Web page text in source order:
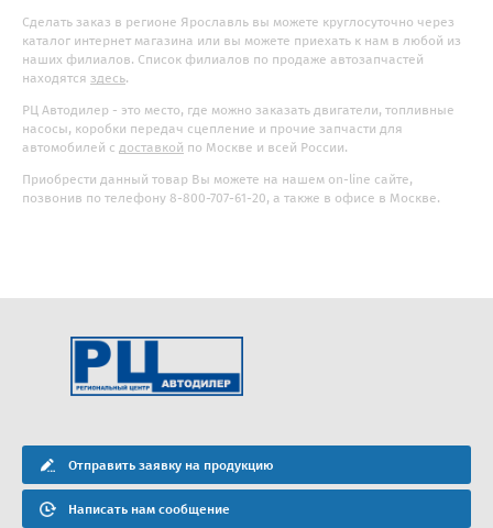
Сделать заказ в регионе Ярославль вы можете круглосуточно через
каталог интернет магазина или вы можете приехать к нам в любой из
наших филиалов. Список филиалов по продаже автозапчастей
находятся здесь.
РЦ Автодилер - это место, где можно заказать двигатели, топливные
насосы, коробки передач сцепление и прочие запчасти для
автомобилей с доставкой по Москве и всей России.
Приобрести данный товар Вы можете на нашем on-line сайте,
позвонив по телефону 8-800-707-61-20, а также в офисе в Москве.
Отправить заявку на продукцию
Написать нам сообщение